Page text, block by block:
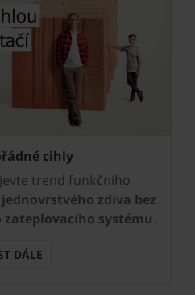
cihly
trend funkčního
jednovrstvého zdiva bez
systému.
DÁLE